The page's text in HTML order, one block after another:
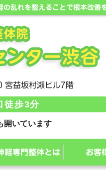
乱れを整えることで根本改善
宮益坂村瀬ビル7階
徒歩3分
開いています
経専門整体とは お客